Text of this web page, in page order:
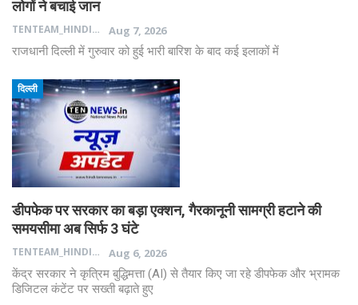
लोगों ने बचाई जान
TENTEAM_HINDI
Aug 7, 2026
राजधानी दिल्ली में गुरुवार को हुई भारी बारिश के बाद कई इलाकों में
दिल्ली
डीपफेक पर सरकार का बड़ा एक्शन, गैरकानूनी सामग्री हटाने की
समयसीमा अब सिर्फ 3 घंटे
TENTEAM_HINDI
Aug 6, 2026
केंद्र सरकार ने कृत्रिम बुद्धिमत्ता (AI) से तैयार किए जा रहे डीपफेक और भ्रामक
डिजिटल कंटेंट पर सख्ती बढ़ाते हुए